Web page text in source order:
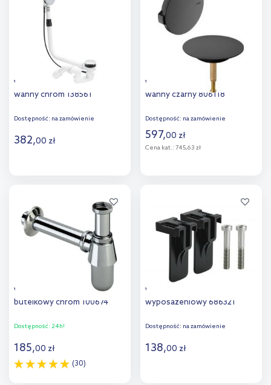
Viega Multiplex syfon do
wanny chrom 138561
Dostępność: na zamówienie
382,00 zł
Viega Multiplex syfon do
wanny czarny 806118
Dostępność: na zamówienie
597,00 zł
Cena kat.: 745,63 zł
Viega syfon do umywalki
butelkowy chrom 100674
Dostępność: 24h!
185,00 zł
(30)
Viega Advantix zestaw
wyposażeniowy 686321
Dostępność: na zamówienie
138,00 zł